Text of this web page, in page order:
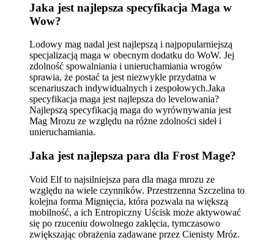
Jaka jest najlepsza specyfikacja Maga w
Wow?
Lodowy mag nadal jest najlepszą i najpopularniejszą
specjalizacją maga w obecnym dodatku do WoW. Jej
zdolność spowalniania i unieruchamiania wrogów
sprawia, że ​​postać ta jest niezwykle przydatna w
scenariuszach indywidualnych i zespołowych.Jaka
specyfikacja maga jest najlepsza do levelowania?
Najlepszą specyfikacją maga do wyrównywania jest
Mag Mrozu ze względu na różne zdolności sideł i
unieruchamiania.
Jaka jest najlepsza para dla Frost Mage?
Void Elf to najsilniejsza para dla maga mrozu ze
względu na wiele czynników. Przestrzenna Szczelina to
kolejna forma Mignięcia, która pozwala na większą
mobilność, a ich Entropiczny Uścisk może aktywować
się po rzuceniu dowolnego zaklęcia, tymczasowo
zwiększając obrażenia zadawane przez Cienisty Mróz.